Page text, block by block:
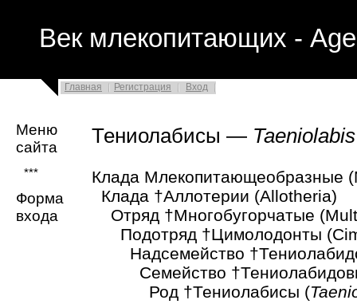
Век млекопитающих -
Главная Регистрация Вход
Меню
сайта
***
Форма
входа
Тениолабисы — Taeniolabis
Клада Млекопитающеобразные
Клада †Аллотерии (Allotheria)
Отряд †Многобугорчатые
Подотряд †Цимолодонты
Надсемейство
Семейство
Род †Тениолабисы (